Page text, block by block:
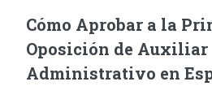
Cómo Aprobar a la
Oposición de Auxiliar
Administrativo en